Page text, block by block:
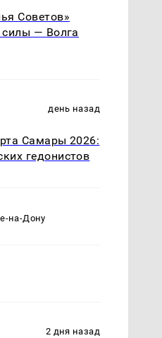
Советов»
силы — Волга
день назад
Самары 2026:
гедонистов
на-Дону
2 дня назад